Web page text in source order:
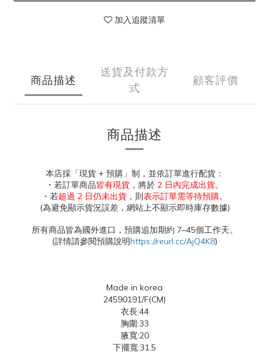
加入追蹤清單
商品描述
送貨及付款方
式
顧客評價
商品描述
本店採「現貨 + 預購」制，並依訂單進行配貨：
・若訂單商品皆有現貨 ，將於 2 日內完成出貨。
・若超過 2 日仍未出貨 ，則表示訂單需等待預購。
(為避免顯示貨況誤差，網站上不顯示即時庫存數據)
所有商品皆為國外進口，預購追加期約 7–45個工作天。
(詳情請參閱預購說明https://reurl.cc/AjQ4K8)
Made in korea
24590191/F(CM)
衣長:44
胸圍:33
腋寬:20
下擺寬:31.5